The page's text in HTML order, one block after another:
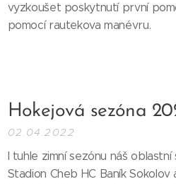
vyzkoušet poskytnutí první
pomocí rautekova manévru.
Hokejová sezóna
02.04.2022
I tuhle zimní sezónu náš
Stadion Cheb HC Baník